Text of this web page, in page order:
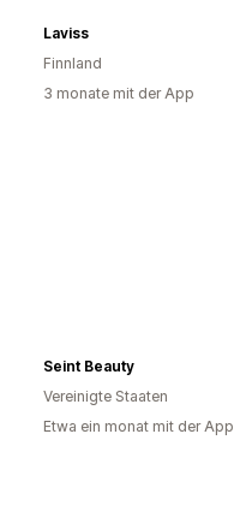
Laviss
Finnland
3 monate mit der App
Seint Beauty
Vereinigte Staaten
Etwa ein monat mit der App